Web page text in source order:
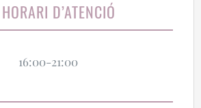
HORARI D’ATENCIÓ
16:00-21:00